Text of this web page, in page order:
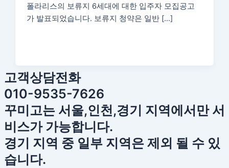
폴라리스의 보류지 6세대에 대한 입주자 모집공고
가 발표되었습니다. 보류지 청약은 일반 […]
고객상담전화
010-9535-7626
꾸미고는 서울,인천,경기 지역에서만 서
비스가 가능합니다.
경기 지역 중 일부 지역은 제외 될 수 있
습니다.